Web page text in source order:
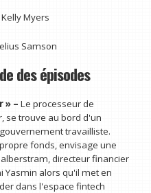
Myers
Samson
des épisodes
» –Le processeur de
se trouve au bord d'un
travailliste.
fonds, envisage une
directeur financier
Yasmin alors qu'il met en
dans l'espace fintech